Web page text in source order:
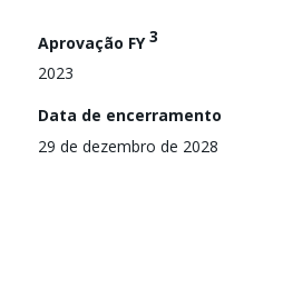
Aprovação FY3
2023
Data de encerramento
29 de dezembro de 2028